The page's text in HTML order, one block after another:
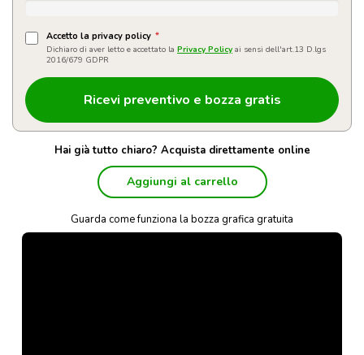
Accetto la privacy policy *
Dichiaro di aver letto e accettato la Privacy Policy ai sensi dell'art.13 D.lgs
2016/679 GDPR
Hai già tutto chiaro? Acquista direttamente online
Aggiungi al carrello
Guarda come funziona la bozza grafica gratuita